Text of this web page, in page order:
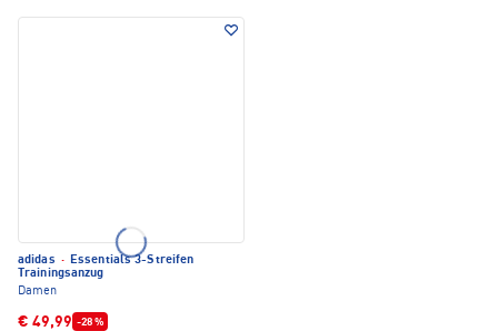
adidas · Essentials 3-Streifen
Trainingsanzug
Damen
€ 49,99 -28 %